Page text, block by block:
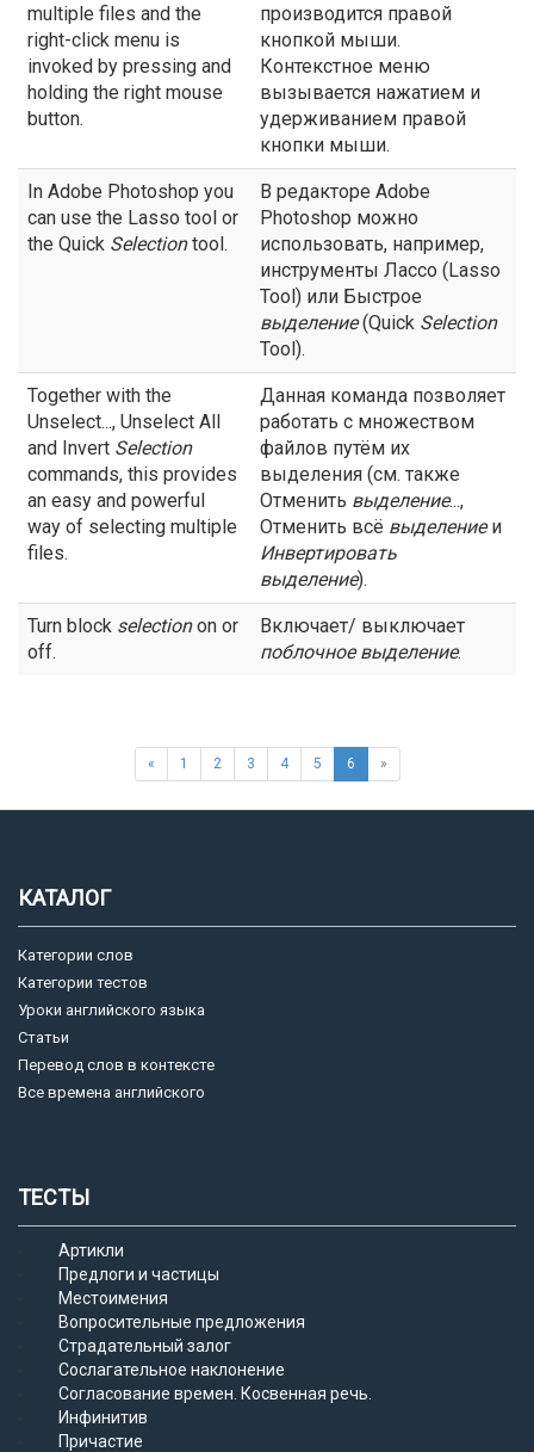
multiple files and the
right-click menu is
invoked by pressing and
holding the right mouse
button.
производится правой
кнопкой мыши.
Контекстное меню
вызывается нажатием и
удерживанием правой
кнопки мыши.
In Adobe Photoshop you
can use the Lasso tool or
the Quick Selectiontool.
В редакторе Adobe
Photoshop можно
использовать, например,
инструменты Лассо (Lasso
Tool) или Быстрое
выделение(Quick Selection
Tool).
Together with the
Unselect..., Unselect All
and Invert Selection
commands, this provides
an easy and powerful
way of selecting multiple
files.
Данная команда позволяет
работать с множеством
файлов путём их
выделения (см. также
Отменить выделение...,
Отменить всё выделениеи
Инвертировать
выделение).
Turn block selectionon or
off.
Включает/ выключает
поблочноевыделение.
« 1 2 3 4 5 6 »
КАТАЛОГ
Категории слов
Категории тестов
Уроки английского языка
Статьи
Перевод слов в контексте
Все времена английского
ТЕСТЫ
Артикли
Предлоги и частицы
Местоимения
Вопросительные предложения
Страдательный залог
Сослагательное наклонение
Согласование времен. Косвенная речь.
Инфинитив
Причастие